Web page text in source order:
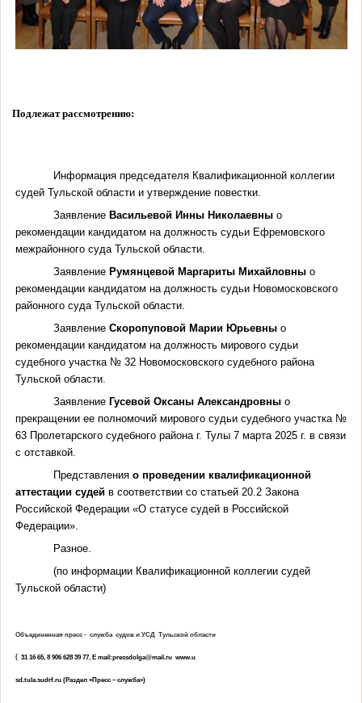
Подлежат рассмотрению:
Информация председателя Квалификационной коллегии
судей Тульской области и утверждение повестки.
Заявление Васильевой Инны Николаевныо
рекомендации кандидатом на должность судьи Ефремовского
межрайонного суда Тульской области.
Заявление Румянцевой Маргариты Михайловныо
рекомендации кандидатом на должность судьи Новомосковского
районного суда Тульской области.
Заявление Скоропуповой Марии Юрьевныо
рекомендации кандидатом на должность мирового судьи
судебного участка № 32 Новомосковского судебного района
Тульской области.
Заявление Гусевой Оксаны Александровны о
прекращении ее полномочий мирового судьи судебного участка №
63 Пролетарского судебного района г. Тулы 7 марта 2025 г. в связи
с отставкой.
Представления о проведении квалификационной
аттестации судейв соответствии со статьей 20.2 Закона
Российской Федерации «О статусе судей в Российской
Федерации».
Разное.
(по информации Квалификационной коллегии судей
Тульской области)
Объединенная пресс - служба судов и УСД Тульской области
( 31 16 65, 8 906 628 39 77, E mail:pressdolga@mail.ru www.u
sd .tula.sudrf.ru(Раздел «Пресс – служба»)